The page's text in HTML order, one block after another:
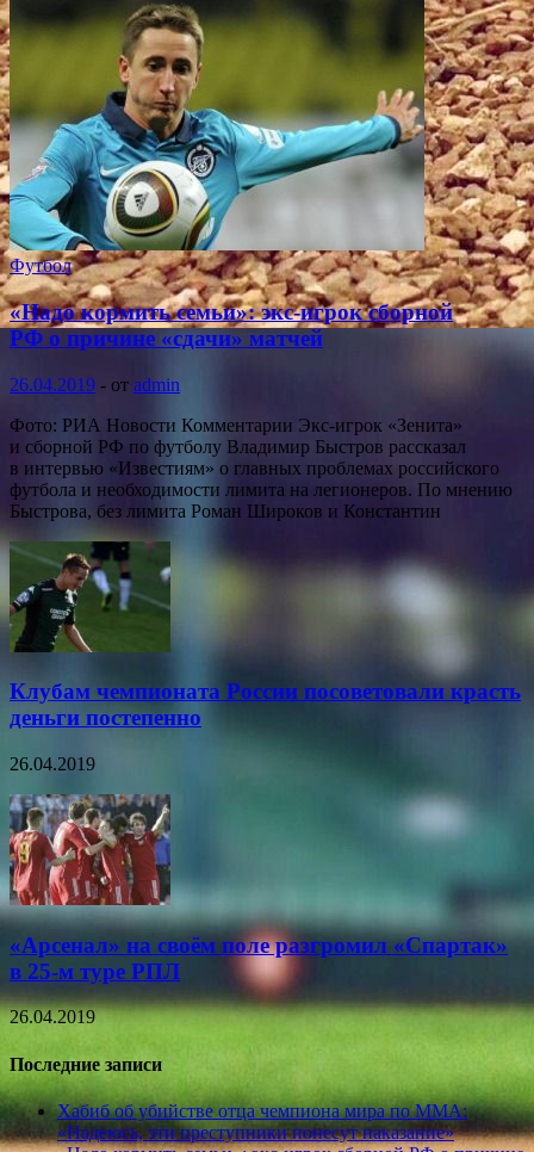
Футбол
«Надо кормить семьи»: экс-игрок сборной
РФ о причине «сдачи» матчей
26.04.2019 - от admin
Фото: РИА Новости Комментарии Экс-игрок «Зенита»
и сборной РФ по футболу Владимир Быстров рассказал
в интервью «Известиям» о главных проблемах российского
футбола и необходимости лимита на легионеров. По мнению
Быстрова, без лимита Роман Широков и Константин
Клубам чемпионата России посоветовали красть
деньги постепенно
26.04.2019
«Арсенал» на своём поле разгромил «Спартак»
в 25-м туре РПЛ
26.04.2019
Последние записи
Хабиб об убийстве отца чемпиона мира по ММА:
«Надеюсь, эти преступники понесут наказание»